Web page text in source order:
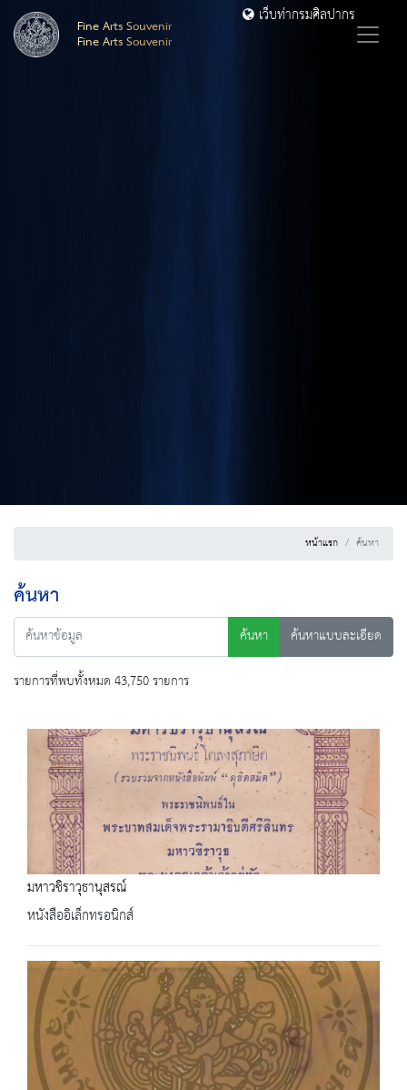
Fine Arts Souvenir
Fine Arts Souvenir
เว็บท่ากรมศิลปากร
หน้าแรก ค้นหา
ค้นหา
ค้นหา
ค้นหาแบบละเอียด
รายการที่พบทั้งหมด 43,750 รายการ
มหาวชิราวุธานุสรณ์
หนังสืออิเล็กทรอนิกส์